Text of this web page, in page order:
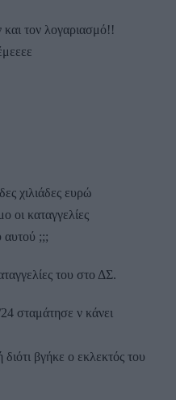
και τον λογαριασμό!!
χιλιάδες ευρώ
οι καταγγελίες
αυτού ;;;
του στο ΔΣ.
σταμάτησε ν κάνει
βγήκε ο εκλεκτός του